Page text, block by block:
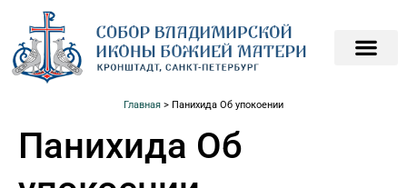
Главная > Панихида Об упокоении
Панихида Об